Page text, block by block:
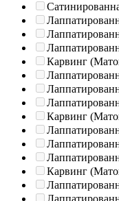
Карвинг
Карвинг
Карвинг